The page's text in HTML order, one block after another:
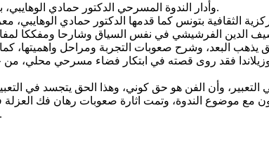
وأدار الندوة المسرحي الدكتور حمادي الوهايبي، بعد ان تولت د. فوزية ضيف الله تقديم ورقة الندوة ووضعها في سياقها.
الثقافية بتونس كما قدمها الدكتور حمادي
البعد، وشرح صعوبات التجربة ومراحل واهميتها،
فقد روى قصته في ابتكار فضاء مسرحي محلي،
وأن الفن هو حق كوني، وهذا الحق يتجسد في
مع موضوع الندوة، وتمت اثارة صعوبات رهان فك
وتكون الهوية